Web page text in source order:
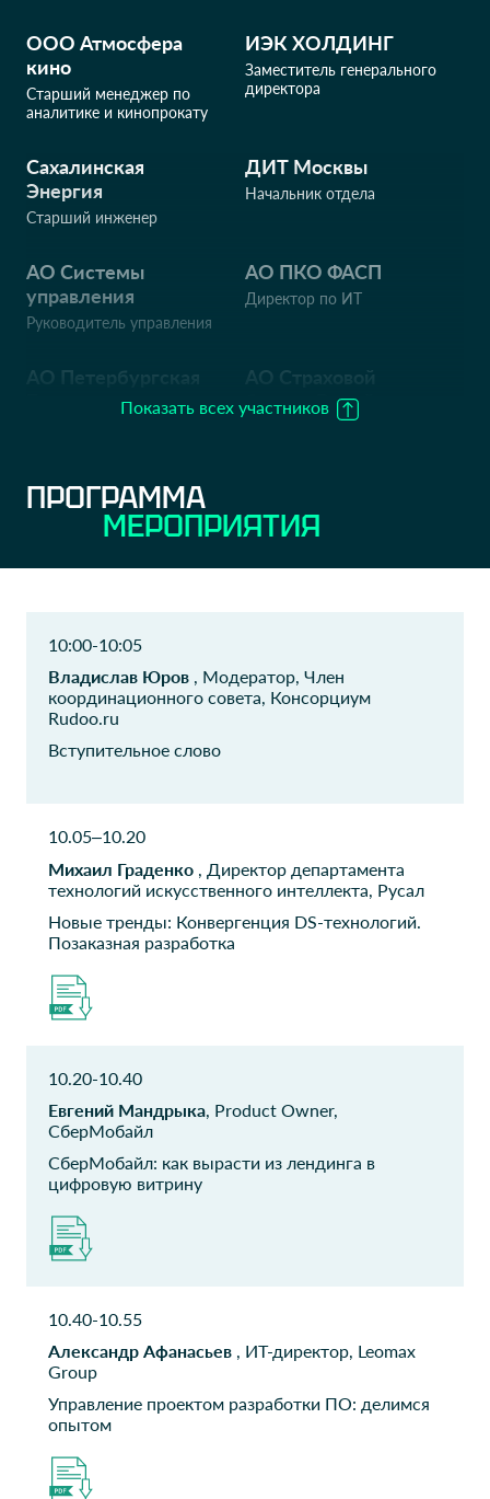
ООО Атмосфера
кино
Старший менеджер по
аналитике и кинопрокату
ИЭК ХОЛДИНГ
Заместитель генерального
директора
Сахалинская
Энергия
Старший инженер
ДИТ Москвы
Начальник отдела
АО Системы
управления
Руководитель управления
АО ПКО ФАСП
Директор по ИТ
АО Петербургская
АО Страховой
брокер Ремайнд
Московский
финансово-
университет
директор по продажам
АО Экспобанк
Управляющий директор
ОАО ЭЛТЕЗА
Руководитель отдела
стратегическими
Подмосковные
просторы
Председатель правления
Главный специалист
управление
строительными
контрактами
Главный специалист,
системный аналитик
РТА
Зам ген директора
Manzana Group
COO
Руководитель разработки
ЗАО РОСЭКО
Заместитель директора по
информационным
Показать всех участников
ПРОГРАММА
МЕРОПРИЯТИЯ
10:00-10:05
Владислав Юров , Модератор, Член
координационного совета, Консорциум
Rudoo.ru
Вступительное слово
10.05–10.20
Михаил Граденко , Директор департамента
технологий искусственного интеллекта, Русал
Новые тренды: Конвергенция DS-технологий.
Позаказная разработка
10.20-10.40
Евгений Мандрыка, Product Owner,
СберМобайл
СберМобайл: как вырасти из лендинга в
цифровую витрину
10.40-10.55
Александр Афанасьев , ИТ-директор, Leomax
Group
Управление проектом разработки ПО: делимся
опытом